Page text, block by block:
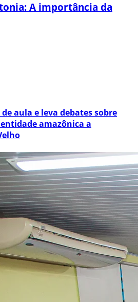
A importância da
aula e leva debates sobre
amazônica a